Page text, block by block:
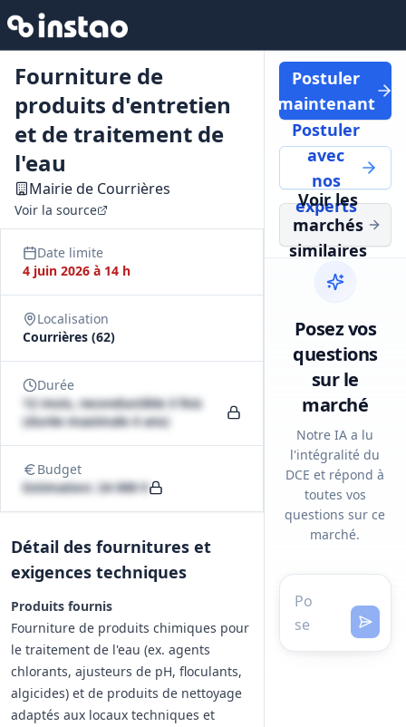
Fourniture de
produits d'entretien
et de traitement de
l'eau
Mairie de Courrières
Voir la source
Date limite
4 juin 2026 à 14 h
Localisation
Courrières (62)
Durée
12 mois, reconductible 3 fois
(durée maximale 4 ans)
Budget
Estimation: 24 000 €
Détail des fournitures et
exigences techniques
Produits fournis
Fourniture de produits chimiques pour
le traitement de l'eau (ex. agents
chlorants, ajusteurs de pH, floculants,
algicides) et de produits de nettoyage
adaptés aux locaux techniques et
Postuler
maintenant
Postuler
avec
nos
experts
Voir les
marchés
similaires
Posez vos
questions
sur le
marché
Notre IA a lu
l'intégralité du
DCE et répond à
toutes vos
questions sur ce
marché.